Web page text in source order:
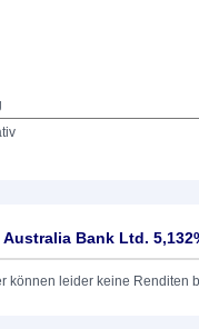
Bank Ltd.
können leider keine Renditen